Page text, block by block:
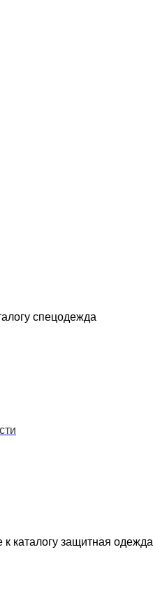
спецодежда
к каталогу защитная одежда